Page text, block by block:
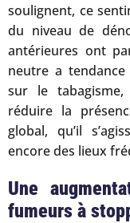
soulignent, ce
du niveau de
antérieures ont
neutre a
sur le tabagisme,
réduire la
global, qu’il
encore des lieux
Une
fumeurs à